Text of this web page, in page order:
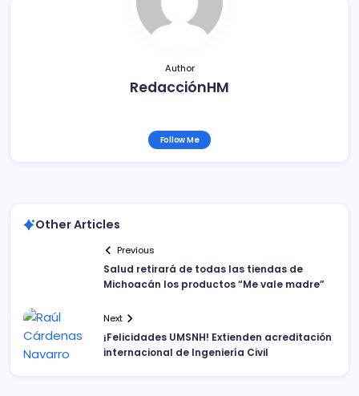
Author
RedacciónHM
Follow Me
Other Articles
Previous
Salud retirará de todas las tiendas de
Michoacán los productos “Me vale madre”
Next
¡Felicidades UMSNH! Extienden acreditación
internacional de Ingeniería Civil